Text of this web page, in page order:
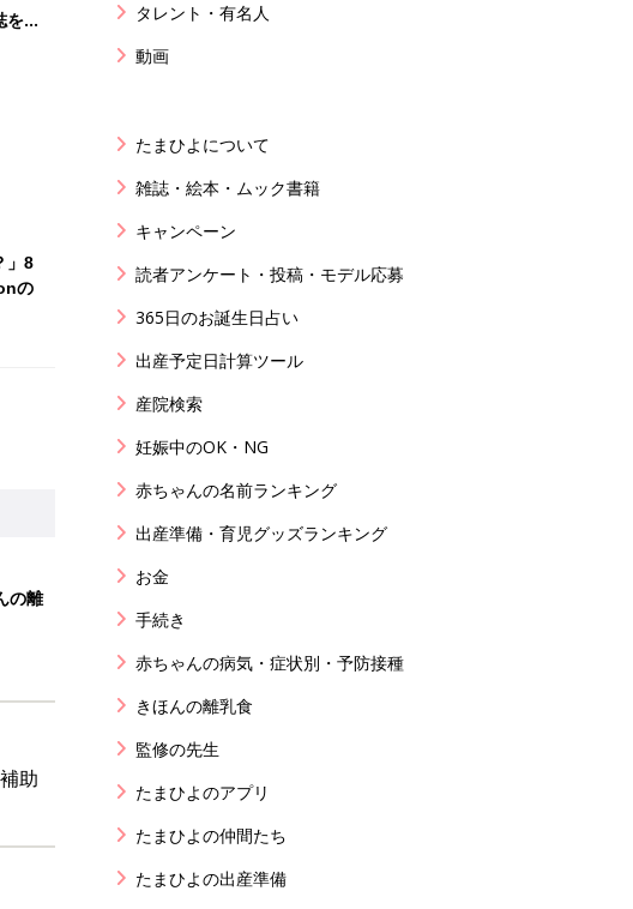
買
」8
の
の離
助
タレント・有名人
動画
たまひよについて
雑誌・絵本・ムック書籍
キャンペーン
読者アンケート・投稿・モデル応募
365日のお誕生日占い
出産予定日計算ツール
産院検索
妊娠中のOK・NG
赤ちゃんの名前ランキング
出産準備・育児グッズランキング
お金
手続き
赤ちゃんの病気・症状別・予防接種
きほんの離乳食
監修の先生
たまひよのアプリ
たまひよの仲間たち
たまひよの出産準備